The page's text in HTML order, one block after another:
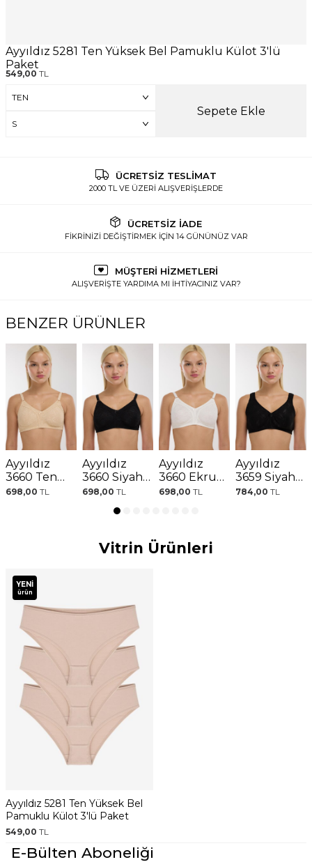
Ayyıldız 5281 Ten Yüksek Bel Pamuklu Külot 3'lü
Paket
549,00 TL
Sepete Ekle
ÜCRETSİZ TESLİMAT
2000 TL VE ÜZERİ ALIŞVERİŞLERDE
ÜCRETSİZ İADE
FİKRİNİZİ DEĞİŞTİRMEK İÇİN 14 GÜNÜNÜZ VAR
MÜŞTERİ HİZMETLERİ
ALIŞVERİŞTE YARDIMA MI İHTİYACINIZ VAR?
BENZER ÜRÜNLER
Ayyıldız
3660 Ten
Toparlayıcı
698,00 TL
Ayyıldız
3660 Siyah
Toparlayıcı
698,00 TL
Ayyıldız
3660 Ekru
Toparlayıcı
698,00 TL
Ayyıldız
3659 Siyah
Protez
784,00 TL
Vitrin Ürünleri
YENI
ürün
Ayyıldız 5281 Ten Yüksek Bel
Pamuklu Külot 3'lü Paket
549,00 TL
E-Bülten Aboneliği